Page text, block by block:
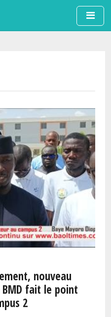
Aller au contenu principal
nouveau
fait le point
2